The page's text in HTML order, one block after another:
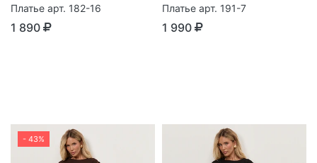
Платье арт. 182-16
1 890
Платье арт. 191-7
1 990
- 43%